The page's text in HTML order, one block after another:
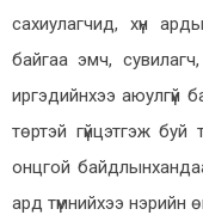
сахиулагчид, хүн
байгаа эмч,
иргэдийнхээ аюулгүй
төртэй гүйцэтгэж
онцгой байдлынхандаа
ард түмнийхээ нэрийн